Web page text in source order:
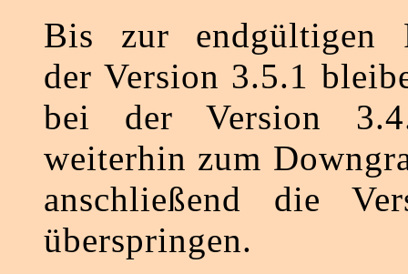
Bis zur endgültigen
der Version 3.5.1
bei der Version
weiterhin zum
anschließend die
überspringen.